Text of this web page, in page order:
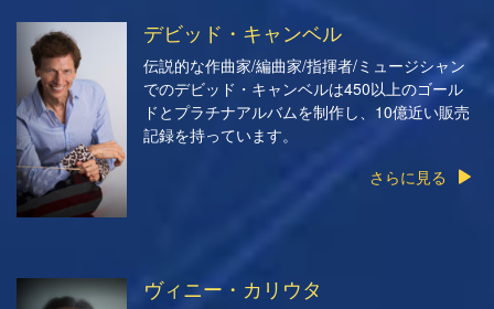
デビッド・キャンベル
伝説的な作曲家/編曲家/指揮者/ミュージシャン
でのデビッド・キャンベルは450以上のゴール
ドとプラチナアルバムを制作し、10億近い販売
記録を持っています。
さらに見る
ヴィニー・カリウタ